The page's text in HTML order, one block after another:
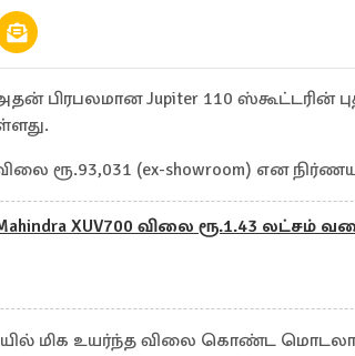
பிரபலமான Jupiter 110 ஸ்கூட்டரின்
ரூ.93,031 (ex-showroom) என
XUV700 விலை ரூ.1.43 லட்சம்
மிக உயர்ந்த விலை கொண்ட